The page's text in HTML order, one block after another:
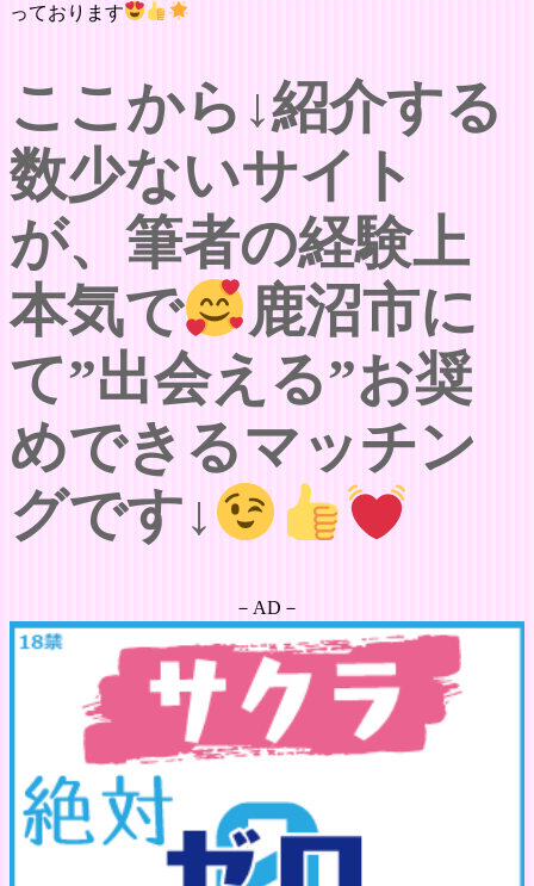
っております
ここから↓紹介する
数少ないサイト
が、筆者の経験上
本気で
鹿沼市に
て”出会える”お奨
めできるマッチン
グです↓
－AD－